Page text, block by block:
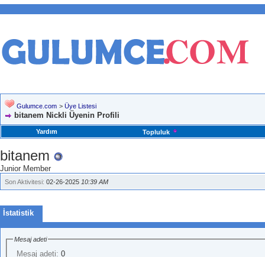
Gulumce.com > Üye Listesi
bitanem Nickli Üyenin Profili
Yardım Topluluk
bitanem
Junior Member
Son Aktivitesi: 02-26-2025 10:39 AM
İstatistik
Mesaj adeti
Mesaj adeti: 0